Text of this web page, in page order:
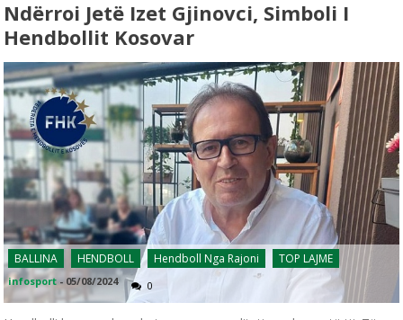
Ndërroi Jetë Izet Gjinovci, Simboli I
Hendbollit Kosovar
BALLINA HENDBOLL Hendboll Nga Rajoni TOP LAJME
infosport - 05/08/2024 0